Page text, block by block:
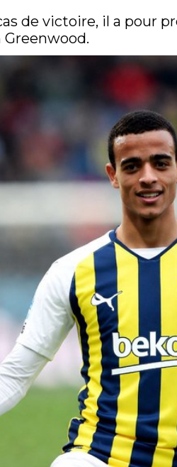
de victoire, il a pour
Greenwood.